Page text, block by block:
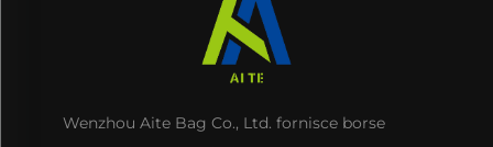
Wenzhou Aite Bag Co., Ltd. fornisce borse